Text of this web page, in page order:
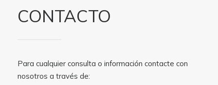
CONTACTO
Para cualquier consulta o información contacte con
nosotros a través de: